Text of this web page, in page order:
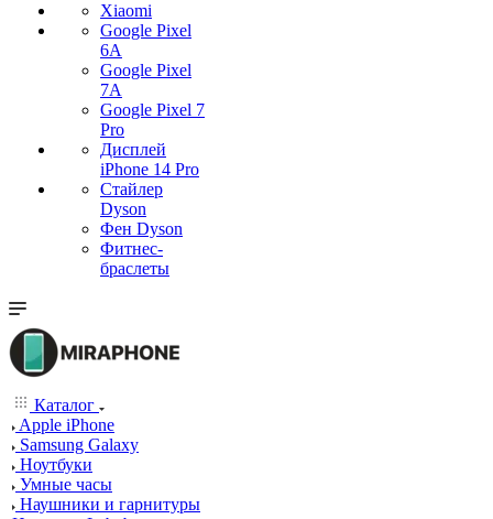
Xiaomi
Google Pixel
6A
Google Pixel
7А
Google Pixel 7
Pro
Дисплей
iPhone 14 Pro
Стайлер
Dyson
Фен Dyson
Фитнес-
браслеты
Каталог
Apple iPhone
Samsung Galaxy
Ноутбуки
Умные часы
Наушники и гарнитуры